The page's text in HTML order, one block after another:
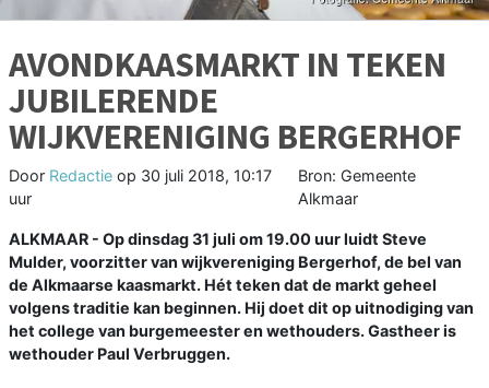
AVONDKAASMARKT IN TEKEN
JUBILERENDE
WIJKVERENIGING BERGERHOF
Door Redactie op 30 juli 2018, 10:17
uur
Bron: Gemeente
Alkmaar
ALKMAAR - Op dinsdag 31 juli om 19.00 uur luidt Steve
Mulder, voorzitter van wijkvereniging Bergerhof, de bel van
de Alkmaarse kaasmarkt. Hét teken dat de markt geheel
volgens traditie kan beginnen. Hij doet dit op uitnodiging van
het college van burgemeester en wethouders. Gastheer is
wethouder Paul Verbruggen.